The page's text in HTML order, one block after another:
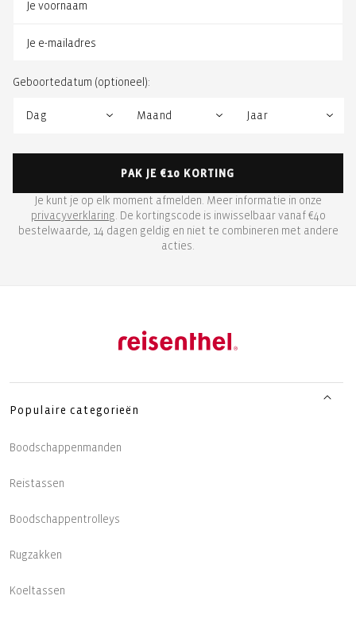
Geboortedatum (optioneel):
PAK JE €10 KORTING
Je kunt je op elk moment afmelden. Meer informatie in onze
privacyverklaring. De kortingscode is inwisselbaar vanaf €40
bestelwaarde, 14 dagen geldig en niet te combineren met andere
acties.
Populaire categorieën
Boodschappenmanden
Reistassen
Boodschappentrolleys
Rugzakken
Koeltassen